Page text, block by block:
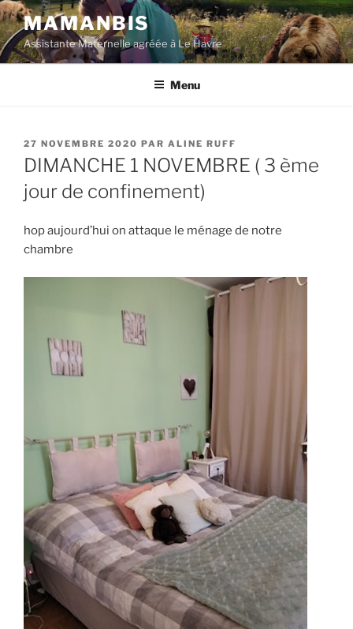
Aller
au
contenu
principal
MAMANBIS
Assistante Maternelle agréée à Le Havre
Menu
PUBLIÉ
LE
27 NOVEMBRE 2020 PAR ALINE RUFF
DIMANCHE 1 NOVEMBRE ( 3 ème
jour de confinement)
hop aujourd’hui on attaque le ménage de notre
chambre